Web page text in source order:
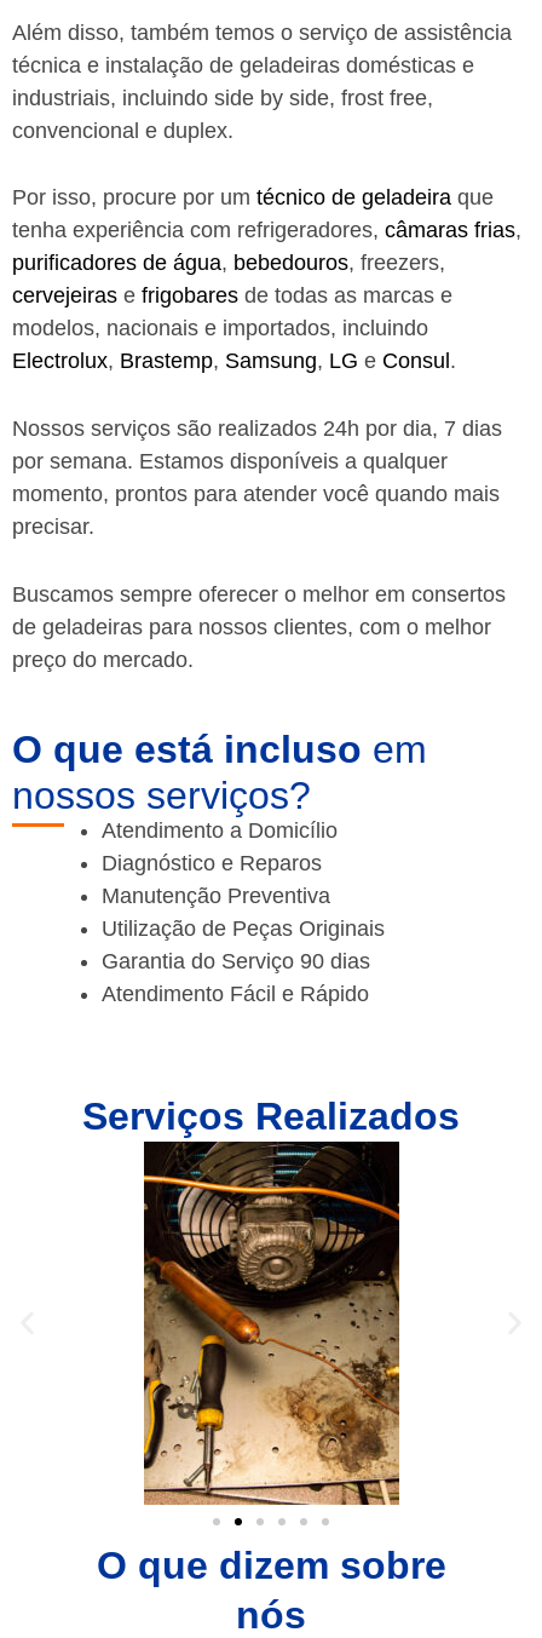
Além disso, também temos o serviço de assistência
técnica e instalação de geladeiras domésticas e
industriais, incluindo side by side, frost free,
convencional e duplex.
Por isso, procure por um técnico de geladeira que
tenha experiência com refrigeradores, câmaras frias,
purificadores de água, bebedouros, freezers,
cervejeiras e frigobares de todas as marcas e
modelos, nacionais e importados, incluindo
Electrolux, Brastemp, Samsung, LG e Consul .
Nossos serviços são realizados 24h por dia, 7 dias
por semana. Estamos disponíveis a qualquer
momento, prontos para atender você quando mais
precisar.
Buscamos sempre oferecer o melhor em consertos
de geladeiras para nossos clientes, com o melhor
preço do mercado.
O que está incluso em
nossos serviços?
Atendimento a Domicílio
Diagnóstico e Reparos
Manutenção Preventiva
Utilização de Peças Originais
Garantia do Serviço 90 dias
Atendimento Fácil e Rápido
Serviços Realizados
O que dizem sobre
nós